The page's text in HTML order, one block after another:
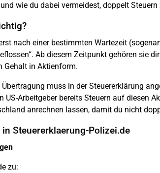
wie du dabei vermeidest, doppelt Steuern
nach einer bestimmten Wartezeit
Ab diesem Zeitpunkt gehören sie
Gehalt in Aktienform.
muss in der Steuererklärung
Arbeitgeber bereits Steuern auf diesen
anrechnen lassen, damit du nicht
Steuererklaerung-Polizei.de
zu: